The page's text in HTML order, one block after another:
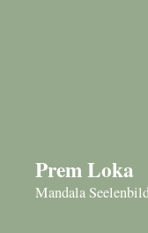
Prem Loka
Mandala